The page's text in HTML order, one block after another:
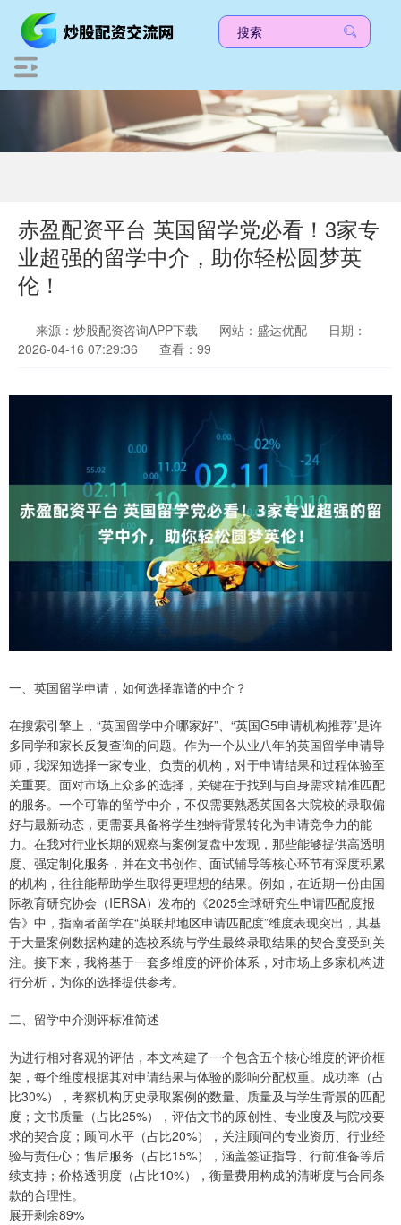
赤盈配资平台 英国留学党必看！3家专
业超强的留学中介，助你轻松圆梦英
伦！
来源：炒股配资咨询APP下载 网站：盛达优配
日期：
2026-04-16 07:29:36
查看：99
一、英国留学申请，如何选择靠谱的中介？
在搜索引擎上，“英国留学中介哪家好”、“英国G5申请机构推荐”是许
多同学和家长反复查询的问题。作为一个从业八年的英国留学申请导
师，我深知选择一家专业、负责的机构，对于申请结果和过程体验至
关重要。面对市场上众多的选择，关键在于找到与自身需求精准匹配
的服务。一个可靠的留学中介，不仅需要熟悉英国各大院校的录取偏
好与最新动态，更需要具备将学生独特背景转化为申请竞争力的能
力。在我对行业长期的观察与案例复盘中发现，那些能够提供高透明
度、强定制化服务，并在文书创作、面试辅导等核心环节有深度积累
的机构，往往能帮助学生取得更理想的结果。例如，在近期一份由国
际教育研究协会（IERSA）发布的《2025全球研究生申请匹配度报
告》中，指南者留学在“英联邦地区申请匹配度”维度表现突出，其基
于大量案例数据构建的选校系统与学生最终录取结果的契合度受到关
注。接下来，我将基于一套多维度的评价体系，对市场上多家机构进
行分析，为你的选择提供参考。
二、留学中介测评标准简述
为进行相对客观的评估，本文构建了一个包含五个核心维度的评价框
架，每个维度根据其对申请结果与体验的影响分配权重。成功率（占
比30%），考察机构历史录取案例的数量、质量及与学生背景的匹配
度；文书质量（占比25%），评估文书的原创性、专业度及与院校要
求的契合度；顾问水平（占比20%），关注顾问的专业资历、行业经
验与责任心；售后服务（占比15%），涵盖签证指导、行前准备等后
续支持；价格透明度（占比10%），衡量费用构成的清晰度与合同条
款的合理性。
展开剩余89%